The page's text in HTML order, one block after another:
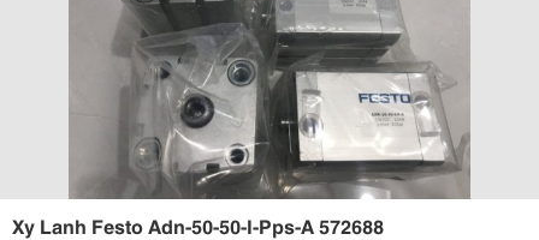
Xy Lanh Festo Adn-50-50-I-Pps-A 572688